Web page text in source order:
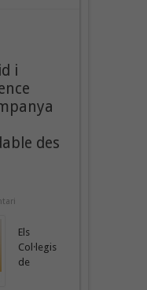
i
des
Els
Col·legis
de